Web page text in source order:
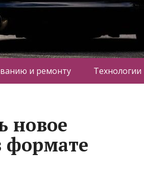
и ремонту
новое
формате